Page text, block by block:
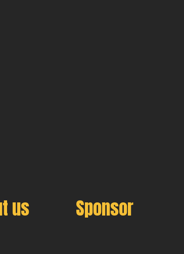
us Sponsor